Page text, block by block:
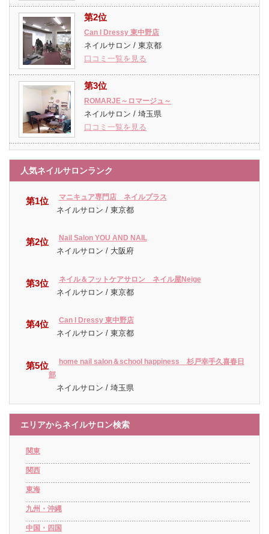
第2位
Can I Dressy 東中野店
ネイルサロン / 東京都
口コミ一覧を見る
第3位
ROMARJE～ロマージュ～
ネイルサロン / 埼玉県
口コミ一覧を見る
人気ネイルサロンランク
第1位 マニキュア専門店 ネイルプラス
ネイルサロン / 東京都
第2位 Nail Salon YOU AND NAIL
ネイルサロン / 大阪府
第3位 ネイル＆フットケアサロン ネイル屋Neige
ネイルサロン / 東京都
第4位 Can I Dressy 東中野店
ネイルサロン / 東京都
第5位
home nail salon＆school happiness 杉戸幸手久喜春日
部
ネイルサロン / 埼玉県
エリアからネイルサロン検索
関東
関西
東海
九州・沖縄
中国・四国